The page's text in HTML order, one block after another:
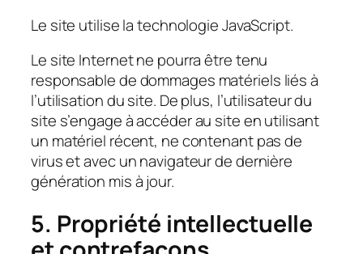
Le site utilise la technologie JavaScript.
Le site Internet ne pourra être tenu
responsable de dommages matériels liés à
l’utilisation du site. De plus, l’utilisateur du
site s’engage à accéder au site en utilisant
un matériel récent, ne contenant pas de
virus et avec un navigateur de dernière
génération mis à jour.
5. Propriété intellectuelle